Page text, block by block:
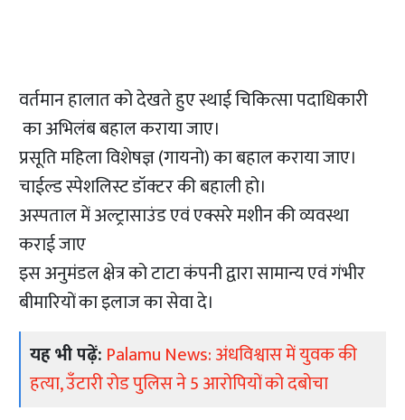
वर्तमान हालात को देखते हुए स्थाई चिकित्सा पदाधिकारी
का अभिलंब बहाल कराया जाए।
प्रसूति महिला विशेषज्ञ (गायनो) का बहाल कराया जाए।
चाईल्ड स्पेशलिस्ट डॉक्टर की बहाली हो।
अस्पताल में अल्ट्रासाउंड एवं एक्सरे मशीन की व्यवस्था
कराई जाए
इस अनुमंडल क्षेत्र को टाटा कंपनी द्वारा सामान्य एवं गंभीर
बीमारियों का इलाज का सेवा दे।
यह भी पढ़ें: Palamu News: अंधविश्वास में युवक की
हत्या, उँटारी रोड पुलिस ने 5 आरोपियों को दबोचा